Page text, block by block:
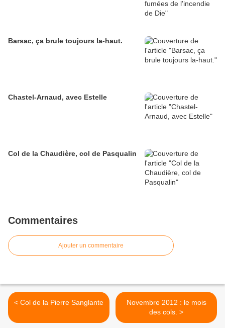
Barsac, ça brule toujours la-haut.
Chastel-Arnaud, avec Estelle
Col de la Chaudière, col de Pasqualin
Commentaires
Ajouter un commentaire
< Col de la Pierre Sanglante
Novembre 2012 : le mois
des cols. >